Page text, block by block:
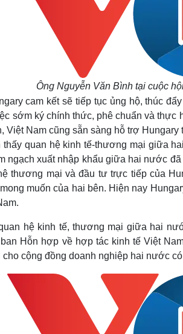
Ông Nguyễn Văn Bình tại cuộc
cam kết sẽ tiếp tục ủng hộ, thúc
sớm ký chính thức, phê chuẩn và
Việt Nam cũng sẵn sàng hỗ trợ
thấy quan hệ kinh tế-thương mại giữa
ngạch xuất nhập khẩu giữa hai nước
thương mại và đầu tư trực tiếp của
muốn của hai bên. Hiện nay
hệ kinh tế, thương mại giữa hai
Hỗn hợp về hợp tác kinh tế Việt
cho cộng đồng doanh nghiệp hai nước